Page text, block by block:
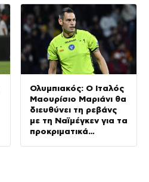
Ολυμπιακός: Ο Ιταλός
Μαουρίσιο Μαριάνι θα
διευθύνει τη ρεβάνς
με τη Ναϊμέγκεν για τα
προκριματικά